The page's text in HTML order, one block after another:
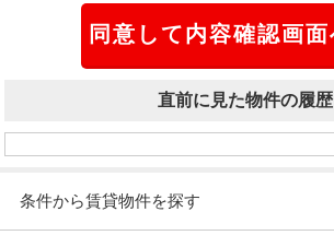
直前に見た物件の履歴
条件から賃貸物件を探す